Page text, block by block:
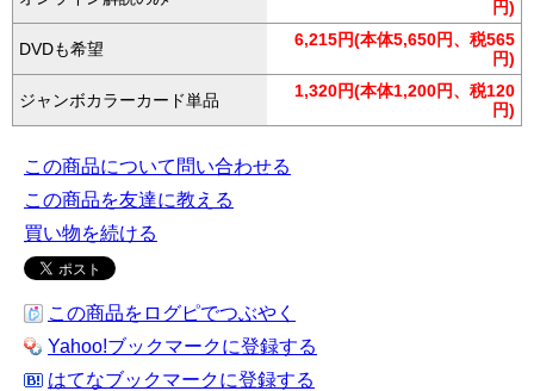
円)
DVDも希望
6,215円(本体5,650円、税565
円)
ジャンボカラーカード単品
1,320円(本体1,200円、税120
円)
この商品について問い合わせる
この商品を友達に教える
買い物を続ける
この商品をログピでつぶやく
Yahoo!ブックマークに登録する
はてなブックマークに登録する